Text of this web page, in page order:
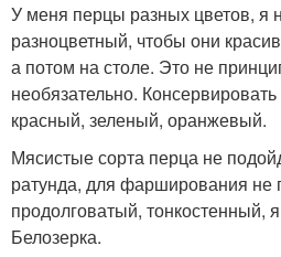
У меня перцы разных цветов, я
разноцветный, чтобы они
а потом на столе. Это не
необязательно.
красный, зеленый, оранжевый.
Мясистые сорта перца не
ратунда, для фарширования не
продолговатый, тонкостенный,
Белозерка.